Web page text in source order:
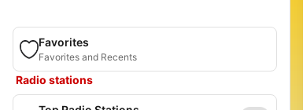
Favorites
Favorites and Recents
Radio stations